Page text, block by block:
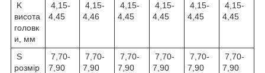
K
висота
головк
и, мм
4,15-
4,45
4,15-
4,46
4,15-
4,45
4,15-
4,45
4,15-
4,45
4,15-
4,45
S
розмір
7,70-
7,90
7,70-
7,90
7,70-
7,90
7,70-
7,90
7,70-
7,90
7,70-
7,90